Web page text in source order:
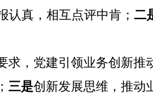
认真，相互点评中肯； 二
求，党建引领业务创新推
三是创新发展思维，推动